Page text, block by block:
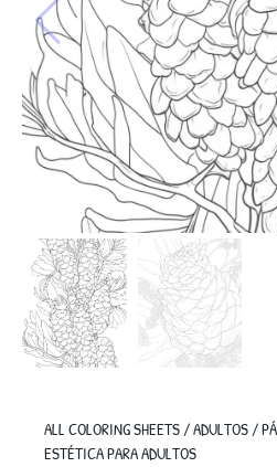
ALL COLORING SHEETS/ADULTOS/
ESTÉTICA PARA ADULTOS